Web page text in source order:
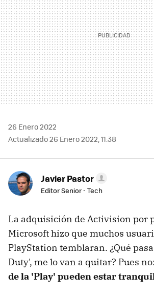
26 Enero 2022
Actualizado 26 Enero 2022, 11:38
Javier Pastor
Editor Senior - Tech
La adquisición de Activision por
Microsoft hizo que muchos
PlayStation temblaran. ¿Qué
Duty', me lo van a quitar? Pues no:
de la 'Play' pueden estar